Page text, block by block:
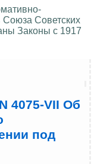
Союза Советских
Законы с 1917
4075-VII Об
под